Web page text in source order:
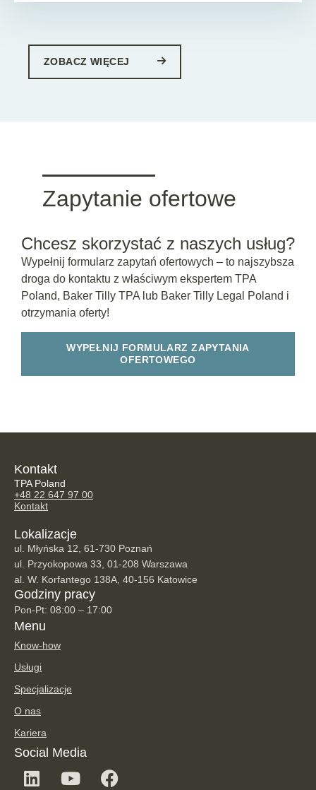
ZOBACZ WIĘCEJ
Zapytanie ofertowe
Chcesz skorzystać z naszych usług?
Wypełnij formularz zapytań ofertowych – to najszybsza
droga do kontaktu z właściwym ekspertem TPA
Poland, Baker Tilly TPA lub Baker Tilly Legal Poland i
otrzymania oferty!
WYPEŁNIJ FORMULARZ ZAPYTANIA
OFERTOWEGO
Kontakt
TPA Poland
+48 22 647 97 00
Kontakt
Lokalizacje
ul. Młyńska 12, 61-730 Poznań
ul. Przyokopowa 33, 01-208 Warszawa
al. W. Korfantego 138A, 40-156 Katowice
Godziny pracy
Pon-Pt: 08:00 – 17:00
Menu
Know-how
Usługi
Specjalizacje
O nas
Kariera
Social Media